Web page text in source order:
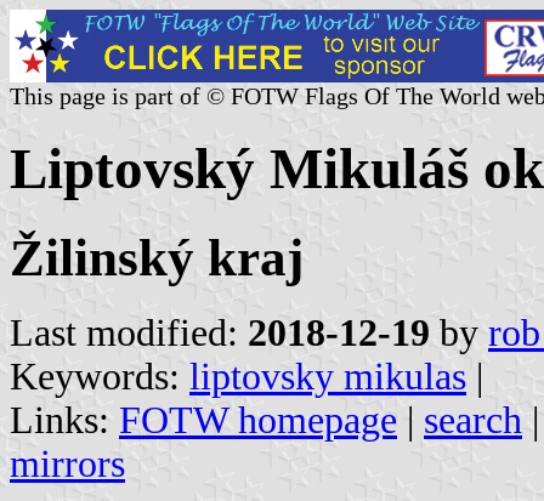
This page is part of © FOTW Flags Of The World
Liptovský Mikuláš
Žilinský kraj
Last modified: 2018-12-19 by
Keywords: liptovsky mikulas |
Links: FOTW homepage | search
mirrors